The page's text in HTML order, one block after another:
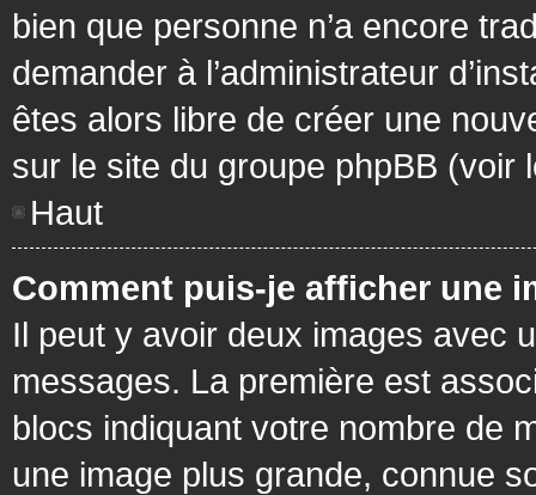
bien que personne n’a encore
demander à l’administrateur
êtes alors libre de créer une
sur le site du groupe phpBB (voir
Haut
Comment puis-je afficher une
Il peut y avoir deux images avec
messages. La première est
blocs indiquant votre nombre de
une image plus grande, connue